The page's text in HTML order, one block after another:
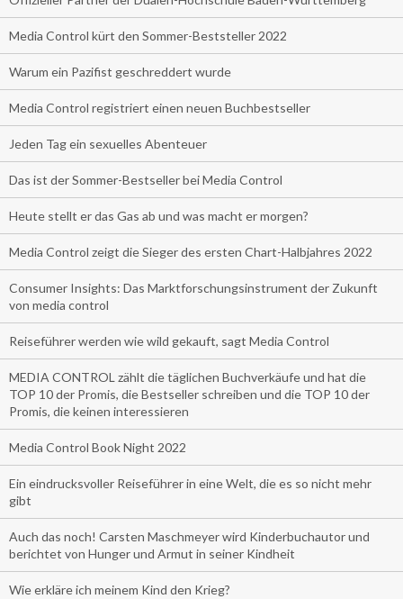
Media Control kürt den Sommer-Beststeller 2022
Warum ein Pazifist geschreddert wurde
Media Control registriert einen neuen Buchbestseller
Jeden Tag ein sexuelles Abenteuer
Das ist der Sommer-Bestseller bei Media Control
Heute stellt er das Gas ab und was macht er morgen?
Media Control zeigt die Sieger des ersten Chart-Halbjahres 2022
Consumer Insights: Das Marktforschungsinstrument der Zukunft
von media control
Reiseführer werden wie wild gekauft, sagt Media Control
MEDIA CONTROL zählt die täglichen Buchverkäufe und hat die
TOP 10 der Promis, die Bestseller schreiben und die TOP 10 der
Promis, die keinen interessieren
Media Control Book Night 2022
Ein eindrucksvoller Reiseführer in eine Welt, die es so nicht mehr
gibt
Auch das noch! Carsten Maschmeyer wird Kinderbuchautor und
berichtet von Hunger und Armut in seiner Kindheit
Wie erkläre ich meinem Kind den Krieg?